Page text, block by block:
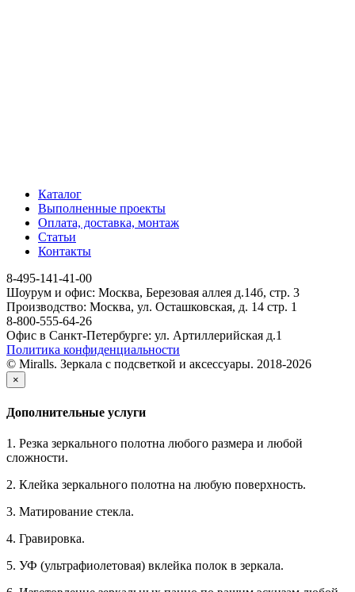
Каталог
Выполненные проекты
Оплата, доставка, монтаж
Статьи
Контакты
8-495-141-41-00
Шоурум и офис: Москва, Березовая аллея д.14б, стр. 3
Производство: Москва, ул. Осташковская, д. 14 стр. 1
8-800-555-64-26
Офис в Санкт-Петербурге: ул. Артиллерийская д.1
Политика конфиденциальности
© Miralls. Зеркала с подсветкой и аксессуары. 2018-2026
×
Дополнительные услуги
1. Резка зеркального полотна любого размера и любой
сложности.
2. Клейка зеркального полотна на любую поверхность.
3. Матирование стекла.
4. Гравировка.
5. УФ (ультрафиолетовая) вклейка полок в зеркала.